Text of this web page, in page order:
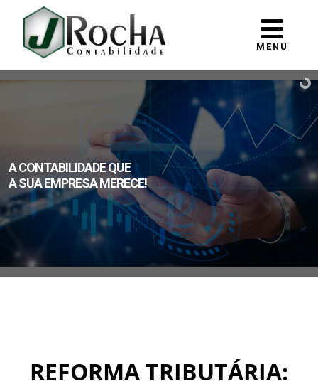
MENU
A CONTABILIDADE QUE
A SUA EMPRESA MERECE!
REFORMA TRIBUTÁRIA: